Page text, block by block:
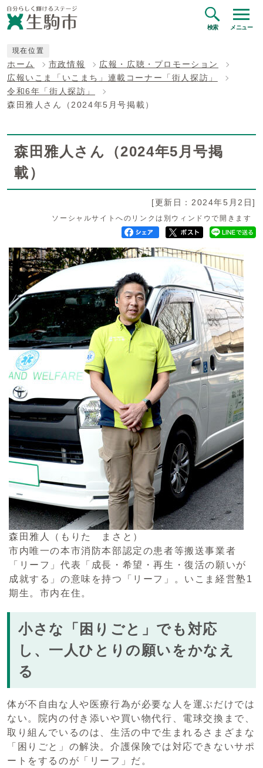
検索 メニュー
現在位置
ホーム 市政情報
広報・広聴・プロモーション
広報いこま「いこまち」連載コーナー「街人探訪」
令和6年「街人探訪」
森田雅人さん（2024年5月号掲載）
森田雅人さん（2024年5月号掲
載）
[更新日：2024年5月2日]
ソーシャルサイトへのリンクは別ウィンドウで開きます
森田雅人（もりた まさと）
市内唯一の本市消防本部認定の患者等搬送事業者
「リーフ」代表「成長・希望・再生・復活の願いが
成就する」の意味を持つ「リーフ」。いこま経営塾1
期生。市内在住。
小さな「困りごと」でも対応
し、一人ひとりの願いをかなえ
る
体が不自由な人や医療行為が必要な人を運ぶだけでは
ない。院内の付き添いや買い物代行、電球交換まで、
取り組んでいるのは、生活の中で生まれるさまざまな
「困りごと」の解決。介護保険では対応できないサポ
ートをするのが「リーフ」だ。